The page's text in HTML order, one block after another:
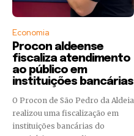
Economia
Procon aldeense
fiscaliza atendimento
ao público em
instituições bancárias
O Procon de São Pedro da Aldeia
realizou uma fiscalização em
instituições bancárias do